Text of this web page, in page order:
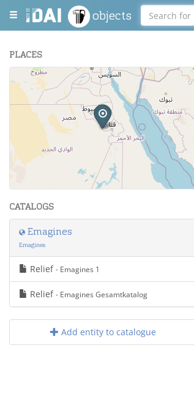
objects
PLACES
+
−
| Maps and Data © OpenStreetMap .
CATALOGS
Emagines
Emagines
Relief- Emagines 1
Relief- Emagines Gesamtkatalog
Add entity to catalogue